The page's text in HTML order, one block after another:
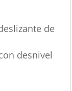
de
desnivel